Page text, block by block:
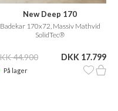
New Deep 170
Badekar 170x72, Massiv Mathvid
SolidTec®
44.900 DKK 17.799
På lager